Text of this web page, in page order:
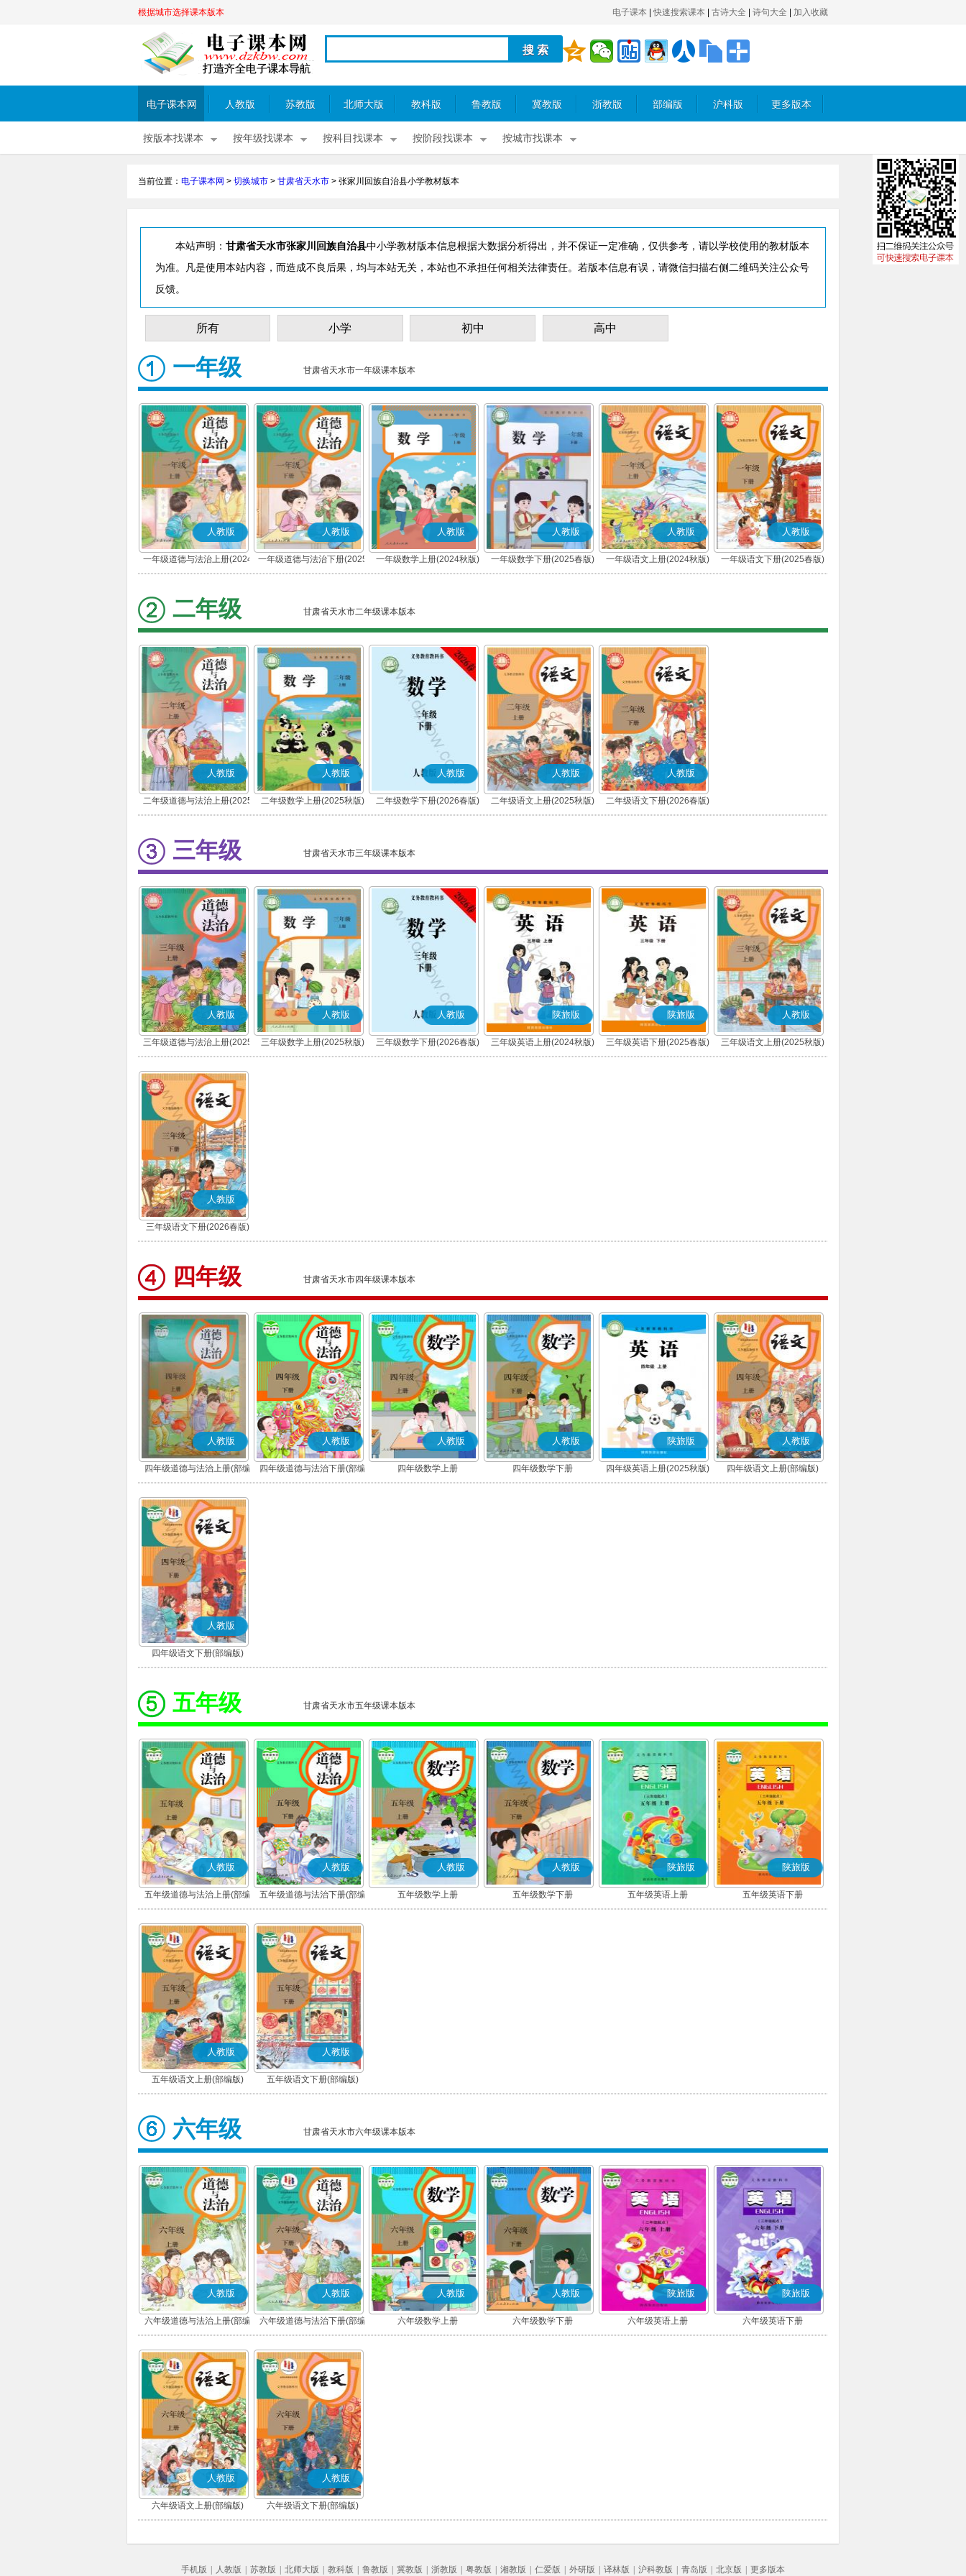
根据城市选择课本版本 电子课本 快速搜索课本 古诗大全 诗句大全 加入收藏
电子课本网 人教版 苏教版 北师大版 教科版 鲁教版 冀教版 浙教版 部编版 沪科版 更多版本
按版本找课本 按年级找课本 按科目找课本 按阶段找课本 按城市找课本
当前位置： 电子课本网 > 切换城市 > 甘肃省天水市 > 张家川回族自治县小学教材版本
本站声明： 甘肃省天水市张家川回族自治县中小学教材版本信息根据大数据分析得出，并不保证一定准确，仅供参考，请以学校使用的教材版本
为准。凡是使用本站内容，而造成不良后果，均与本站无关，本站也不承担任何相关法律责任。若版本信息有误，请微信扫描右侧二维码关注公众号
反馈。
所有 小学 初中 高中
一年级 甘肃省天水市一年级课本版本
人教版
一年级道德与法治上册(2024
秋版)(部编版)
人教版
一年级道德与法治下册(2025
春版)(部编版)
人教版
一年级数学上册(2024秋版)
人教版
一年级数学下册(2025春版)
人教版
一年级语文上册(2024秋版)
(部编版)
人教版
一年级语文下册(2025春版)
(部编版)
二年级 甘肃省天水市二年级课本版本
人教版
二年级道德与法治上册(2025
秋版)(部编版)
人教版
二年级数学上册(2025秋版)
人教版
二年级数学下册(2026春版)
人教版
二年级语文上册(2025秋版)
(部编版)
人教版
二年级语文下册(2026春版)
(部编版)
三年级 甘肃省天水市三年级课本版本
人教版
三年级道德与法治上册(2025
秋版)(部编版)
人教版
三年级数学上册(2025秋版)
人教版
三年级数学下册(2026春版)
陕旅版
三年级英语上册(2024秋版)
陕旅版
三年级英语下册(2025春版)
人教版
三年级语文上册(2025秋版)
(部编版)
人教版
三年级语文下册(2026春版)
(部编版)
四年级 甘肃省天水市四年级课本版本
人教版
四年级道德与法治上册(部编
版)
人教版
四年级道德与法治下册(部编
版)
人教版
四年级数学上册
人教版
四年级数学下册
陕旅版
四年级英语上册(2025秋版)
人教版
四年级语文上册(部编版)
人教版
四年级语文下册(部编版)
五年级 甘肃省天水市五年级课本版本
人教版
五年级道德与法治上册(部编
版)
人教版
五年级道德与法治下册(部编
版)
人教版
五年级数学上册
人教版
五年级数学下册
陕旅版
五年级英语上册
陕旅版
五年级英语下册
人教版
五年级语文上册(部编版)
人教版
五年级语文下册(部编版)
六年级 甘肃省天水市六年级课本版本
人教版
六年级道德与法治上册(部编
版)
人教版
六年级道德与法治下册(部编
版)
人教版
六年级数学上册
人教版
六年级数学下册
陕旅版
六年级英语上册
陕旅版
六年级英语下册
人教版
六年级语文上册(部编版)
人教版
六年级语文下册(部编版)
手机版 人教版 苏教版 北师大版 教科版 鲁教版 冀教版 浙教版 粤教版 湘教版 仁爱版 外研版 译林版 沪科教版 青岛版 北京版 更多版本